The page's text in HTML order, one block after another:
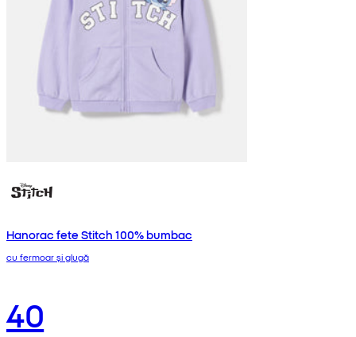
Hanorac fete Stitch 100% bumbac
cu fermoar și glugă
40